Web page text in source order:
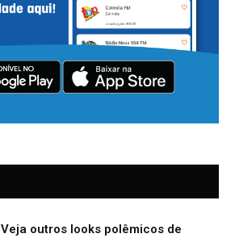
Veja outros looks polêmicos de